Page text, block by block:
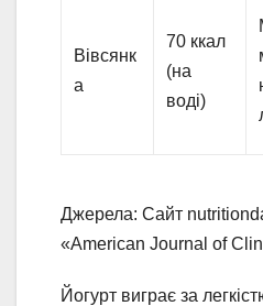
Вівсянк
а
70 ккал
(на
воді)
Джерела: Сайт
«American Journal of
Йогурт виграє за